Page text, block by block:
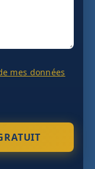
mes données